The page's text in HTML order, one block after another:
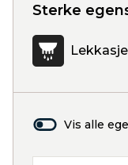
Sterke
Lekkasje
Vis alle